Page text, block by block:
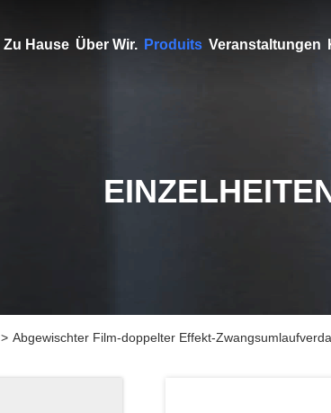
Zu Hause Über Wir. Produits Veranstaltungen
> Abgewischter Film-doppelter Effekt-